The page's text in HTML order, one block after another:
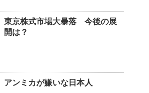
東京株式市場大暴落 今後の展
開は？
アンミカが嫌いな日本人